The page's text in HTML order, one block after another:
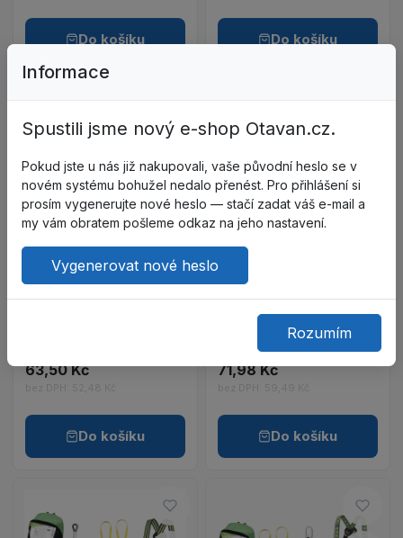
Do košíku Do košíku
Do oblíbených – SIGMA
Porovnat – SIGMA FIRST
Z104505
SIGMA FIRST CLEAR -
Ochranné brýle
Polykarbonátové
63,50 Kč
bez DPH: 52,48 Kč
Do košíku
Zobrazit detail
Z104507
FF ELBE AS-02-001 brýle
nepřímo větrané
0501048481999 - UNI
Skladem
71,98 Kč
bez DPH: 59,49 Kč
Do košíku
Do oblíbených – Protipádová
Do
Informace
Spustili jsme nový e-shop Otavan.cz.
Pokud jste u nás již nakupovali, vaše původní heslo se v
novém systému bohužel nedalo přenést. Pro přihlášení si
prosím vygenerujte nové heslo — stačí zadat váš e-mail a
my vám obratem pošleme odkaz na jeho nastavení.
Vygenerovat nové heslo
Rozumím